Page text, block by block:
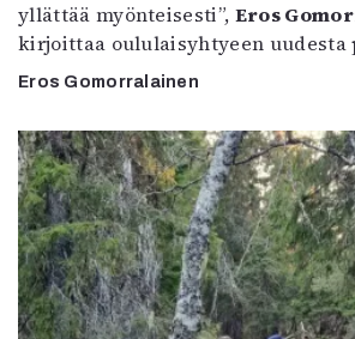
yllättää myönteisesti”, Eros
kirjoittaa oululaisyhtyeen uudesta
Eros Gomorralainen